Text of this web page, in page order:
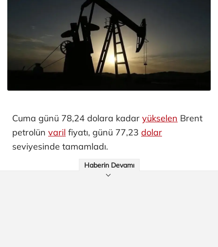
Cuma günü 78,24 dolara kadar yükselen Brent
petrolün varil fiyatı, günü 77,23 dolar
seviyesinde tamamladı.
Haberin Devamı